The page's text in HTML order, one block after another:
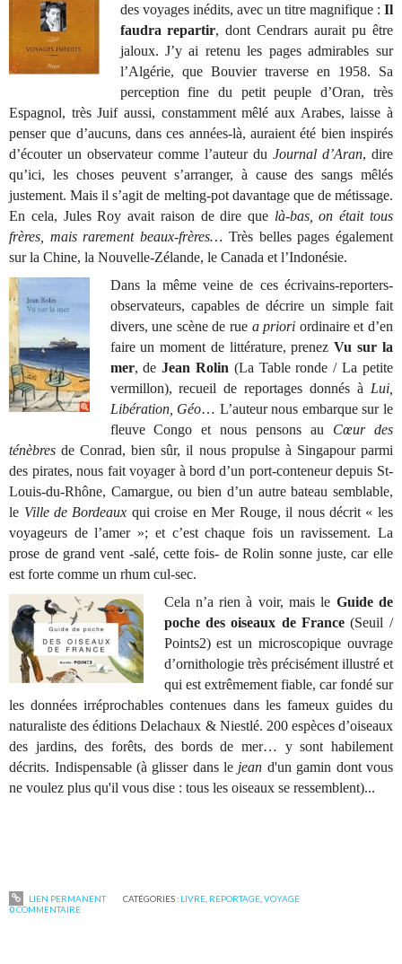
des voyages inédits, avec un titre magnifique : Il
faudra repartir, dont Cendrars aurait pu être
jaloux. J’y ai retenu les pages admirables sur
l’Algérie, que Bouvier traverse en 1958. Sa
perception fine du petit peuple d’Oran, très
Espagnol, très Juif aussi, constamment mêlé aux Arabes, laisse à
penser que d’aucuns, dans ces années-là, auraient été bien inspirés
d’écouter un observateur comme l’auteur du Journal d’Aran, dire
qu’ici, les choses peuvent s’arranger, à cause des sangs mêlés
justement. Mais il s’agit de melting-pot davantage que de métissage.
En cela, Jules Roy avait raison de dire que là-bas, on était tous
frères, mais rarement beaux-frères… Très belles pages également
sur la Chine, la Nouvelle-Zélande, le Canada et l’Indonésie.
Dans la même veine de ces écrivains-reporters-
observateurs, capables de décrire un simple fait
divers, une scène de rue a priori ordinaire et d’en
faire un moment de littérature, prenezVu sur la
mer, deJean Rolin (La Table ronde / La petite
vermillon), recueil de reportages donnés à Lui,
Libération, Géo… L’auteur nous embarque sur le
fleuve Congo et nous pensons au Cœur des
ténèbres de Conrad, bien sûr, il nous propulse à Singapour parmi
des pirates, nous fait voyager à bord d’un port-conteneur depuis St-
Louis-du-Rhône, Camargue, ou bien d’un autre bateau semblable,
le Ville de Bordeaux qui croise en Mer Rouge, il nous décrit « les
voyageurs de l’amer »; et c’est chaque fois un ravissement. La
prose de grand vent -salé, cette fois- de Rolin sonne juste, car elle
est forte comme un rhum cul-sec.
Cela n’a rien à voir, mais le Guide de
poche des oiseaux de France (Seuil /
Points2) est un microscopique ouvrage
d’ornithologie très précisément illustré et
qui est extrêmement fiable, car fondé sur
les données irréprochables contenues dans les fameux guides du
naturaliste des éditions Delachaux & Niestlé. 200 espèces d’oiseaux
des jardins, des forêts, des bords de mer… y sont habilement
décrits. Indispensable (à glisser dans le jean d'un gamin dont vous
ne voulez plus qu'il vous dise : tous les oiseaux se ressemblent)...
LIEN PERMANENT CATÉGORIES : LIVRE, REPORTAGE, VOYAGE
0COMMENTAIRE